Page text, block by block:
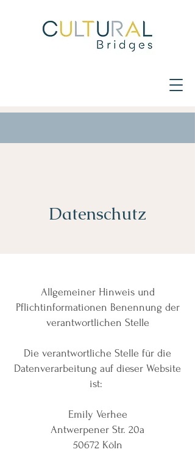
Datenschutz
Allgemeiner Hinweis und
Pflichtinformationen Benennung der
verantwortlichen Stelle
Die verantwortliche Stelle für die
Datenverarbeitung auf dieser Website
ist:
Emily Verhee
Antwerpener Str. 20a
50672 Köln